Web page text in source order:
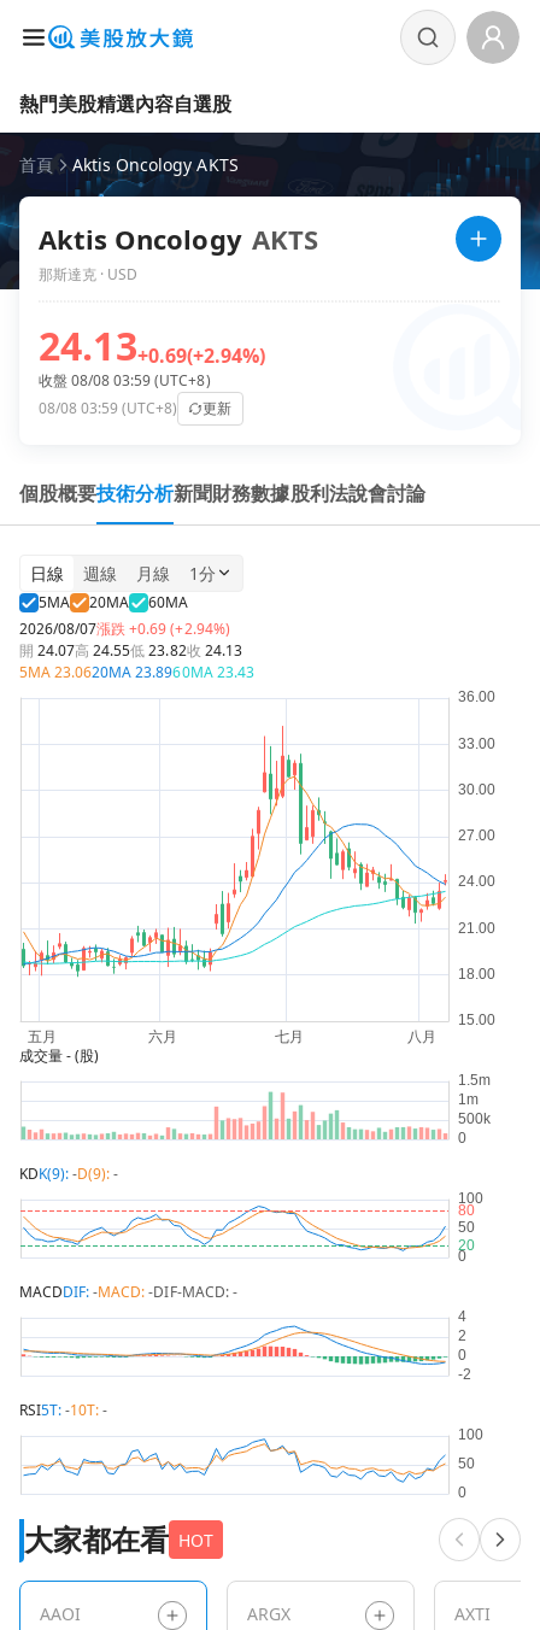
熱門美股精選內容自選股
首頁 Aktis Oncology AKTS
Aktis Oncology AKTS
那斯達克 · USD
24.13+0.69(+2.94%)
收盤 08/08 03:59 (UTC+8)
08/08 03:59 (UTC+8)
更新
個股概要技術分析新聞財務數據股利法說會討論
日線 週線 月線 1分
5MA 20MA
60MA
2026/08/07漲跌+0.69 (+2.94%)
開24.07高24.55低23.82收 24.13
5MA23.0620MA23.8960MA23.43
成交量- (股)
KDK(9):-D(9):-
MACDDIF:-MACD:-DIF-MACD:-
RSI5T:-10T:-
大家都在看 HOT
AAOI ARGX AXTI